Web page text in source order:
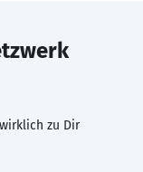
zu Dir